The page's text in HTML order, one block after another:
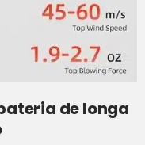
de longa